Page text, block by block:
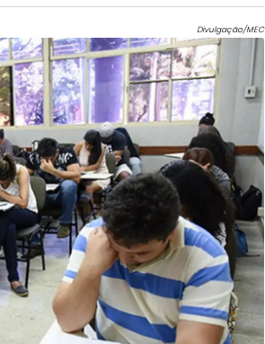
Divulgação/MEC